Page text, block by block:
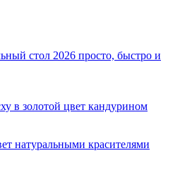
стол 2026 просто, быстро и
в золотой цвет кандурином
натуральными красителями